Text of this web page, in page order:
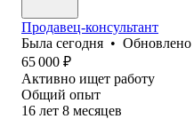
Продавец-консультант
Была сегодня • Обновлено
65 000 ₽
Активно ищет работу
Общий опыт
16 лет 8 месяцев